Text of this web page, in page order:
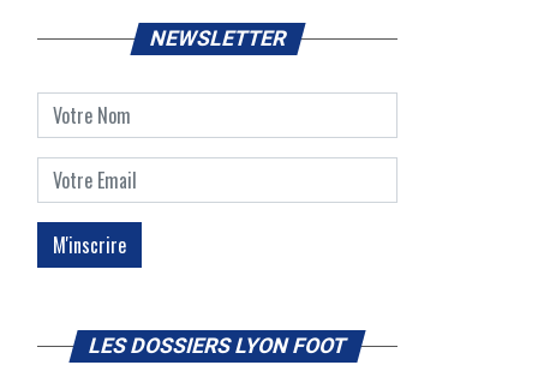
NEWSLETTER
LES DOSSIERS LYON FOOT